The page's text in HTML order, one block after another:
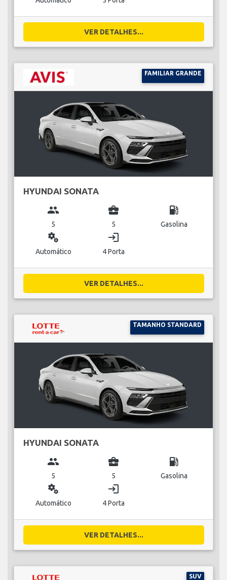
VER DETALHES...
FAMILIAR GRANDE
HYUNDAI SONATA
group
5
business_center
5
local_gas_station
Gasolina
miscellaneous_services
Automático
login
4 Porta
VER DETALHES...
TAMANHO STANDARD
HYUNDAI SONATA
group
5
business_center
5
local_gas_station
Gasolina
miscellaneous_services
Automático
login
4 Porta
VER DETALHES...
SUV